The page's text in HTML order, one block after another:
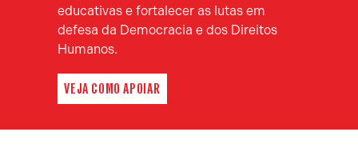
educativas e fortalecer as lutas em
defesa da Democracia e dos Direitos
Humanos.
VEJA COMO APOIAR